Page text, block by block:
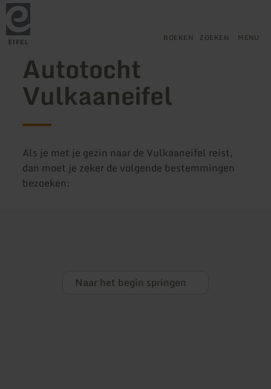
Terug
naar
de
startpagina
BOEKEN ZOEKEN MENU
Autotocht
Vulkaaneifel
Als je met je gezin naar de Vulkaaneifel reist,
dan moet je zeker de volgende bestemmingen
bezoeken:
Naar het begin springen